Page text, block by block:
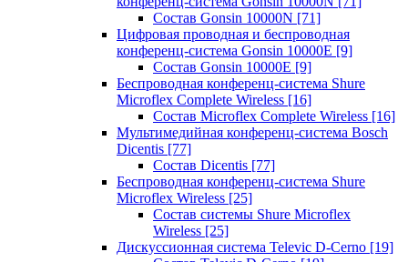
Состав Gonsin 10000N [71]
Цифровая проводная и беспроводная
конференц-система Gonsin 10000E [9]
Состав Gonsin 10000E [9]
Беспроводная конференц-система Shure
Microflex Complete Wireless [16]
Состав Microflex Complete Wireless [16]
Мультимедийная конференц-система Bosch
Dicentis [77]
Состав Dicentis [77]
Беспроводная конференц-система Shure
Microflex Wireless [25]
Состав системы Shure Microflex
Wireless [25]
Дискуссионная система Televic D-Cerno [19]